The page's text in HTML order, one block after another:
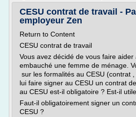
CESU contrat de travail -
employeur Zen
Return to Content
CESU contrat de travail
Vous avez décidé de vous faire
embauché une femme de ménage.
sur les formalités au CESU (contrat
lui faire signer au CESU un contrat
au CESU est-il obligatoire ? Est-il
Faut-il obligatoirement signer un
CESU ?